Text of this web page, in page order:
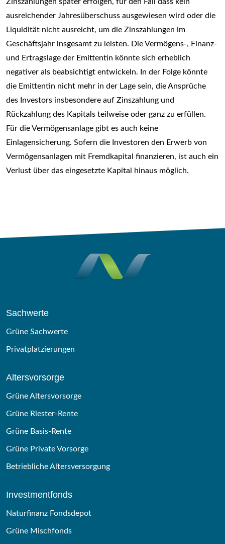
ausreichender Jahresüberschuss ausgewiesen wird oder die
Liquidität nicht ausreicht, um die Zinszahlungen im
Geschäftsjahr insgesamt zu leisten. Die Vermögens-, Finanz-
und Ertragslage der Emittentin könnte sich erheblich
negativer als beabsichtigt entwickeln. In der Folge könnte
die Emittentin nicht mehr in der Lage sein, die Ansprüche
des Investors insbesondere auf Zinszahlung und
Rückzahlung des Kapitals teilweise oder ganz zu erfüllen.
Für die Vermögensanlage gibt es auch keine
Einlagensicherung. Sofern die Investoren den Erwerb von
Vermögensanlagen mit Fremdkapital finanzieren, ist auch ein
Verlust über das eingesetzte Kapital hinaus möglich.
Sachwerte
Grüne Sachwerte
Privatplatzierungen
Altersvorsorge
Grüne Altersvorsorge
Grüne Riester-Rente
Grüne Basis-Rente
Grüne Private Vorsorge
Betriebliche Altersversorgung
Investmentfonds
Naturfinanz Fondsdepot
Grüne Mischfonds